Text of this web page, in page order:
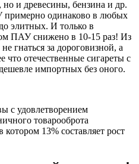
но и древесины, бензина и др.
одинаково в любых
элитных. И только в
ПАУ снижено в 10-15 раз! Из
гнаться за дороговизной, а
что отечественные сигареты с
импортных без оного.
с удовлетворением
товарооброта
13% составляет рост